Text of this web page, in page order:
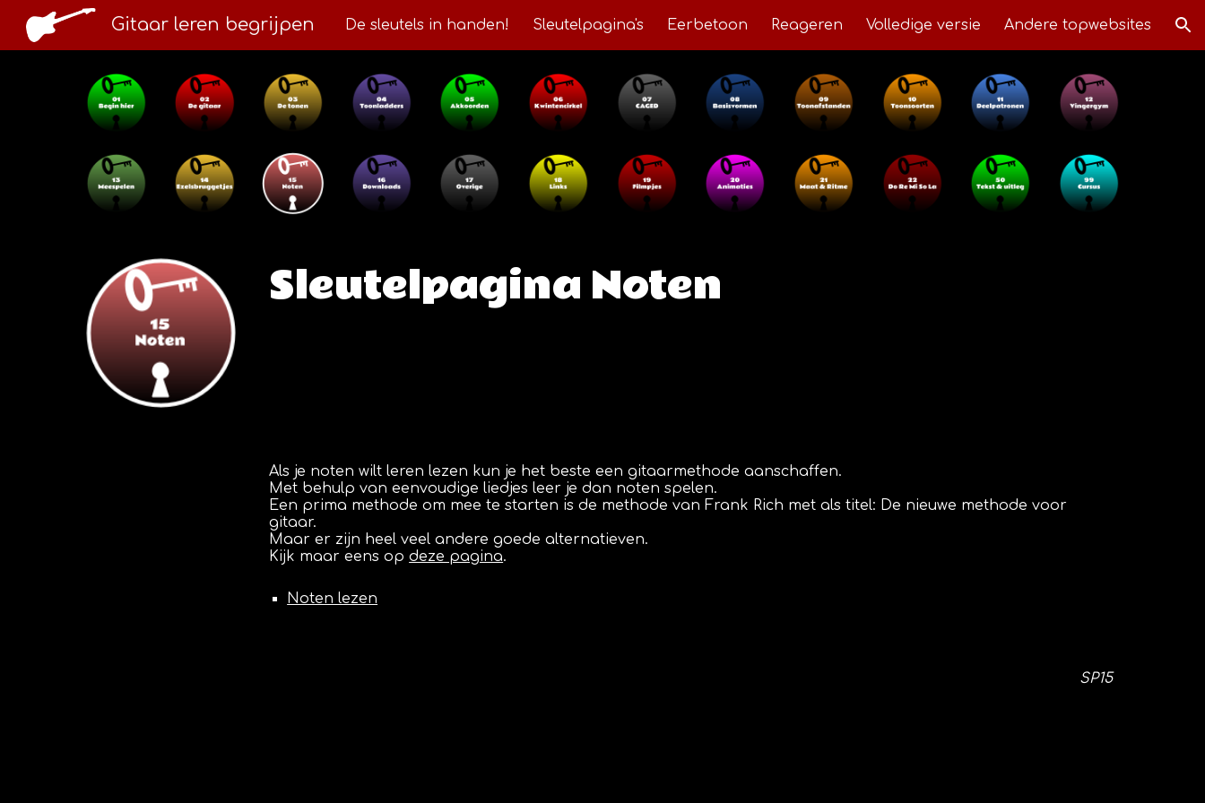
Skip to main content Skip to navigation
Gitaar leren begrijpen De sleutels in handen! Sleutelpagina's Eerbetoon Reageren Volledige versie Andere topwebsites
Sleutelpagina Noten
Als je noten wilt leren lezen kun je het beste een gitaarmethode aanschaffen.
Met behulp van eenvoudige liedjes leer je dan noten spelen.
Een prima methode om mee te starten is de methode van Frank Rich met als titel: De nieuwe methode voor
gitaar.
Maar er zijn heel veel andere goede alternatieven.
Kijk maar eens opdeze pagina.
Noten lezen
SP15